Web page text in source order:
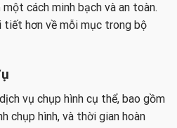
cách minh bạch và an toàn.
hơn về mỗi mục trong bộ
vụ chụp hình cụ thể, bao gồm
chụp hình, và thời gian hoàn